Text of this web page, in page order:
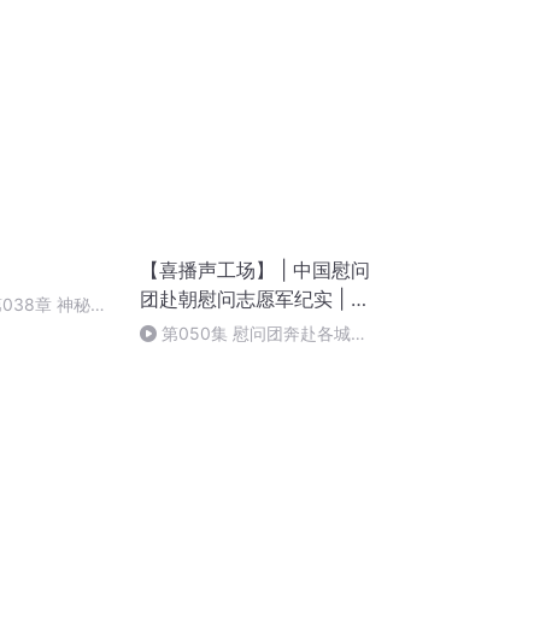
章 神秘来
【喜播声工场】 | 中国慰问
团赴朝慰问志愿军纪实 | 战
场较量运筹帷幄幕后秘密
第050集 慰问团奔赴各城市